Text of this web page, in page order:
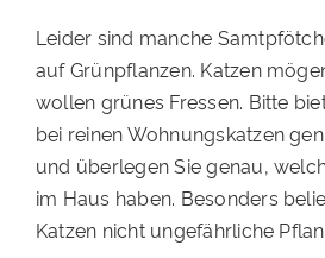
Leider sind manche
auf Grünpflanzen. Katzen
wollen grünes Fressen. Bitte
bei reinen Wohnungskatzen
und überlegen Sie genau,
im Haus haben. Besonders
Katzen nicht ungefährliche